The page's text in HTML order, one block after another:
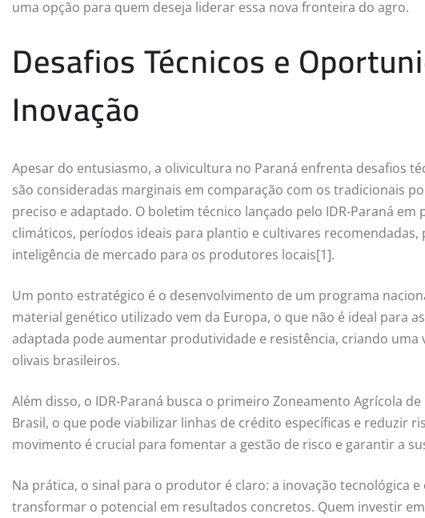
uma opção para quem deseja liderar essa nova fronteira do agro.
Desafios Técnicos e
Inovação
Apesar do entusiasmo, a olivicultura no Paraná enfrenta desafios
são consideradas marginais em comparação com os tradicionais
preciso e adaptado. O boletim técnico lançado pelo IDR-Paraná
climáticos, períodos ideais para plantio e cultivares
inteligência de mercado para os produtores locais[1].
Um ponto estratégico é o desenvolvimento de um programa
material genético utilizado vem da Europa, o que não é ideal para
adaptada pode aumentar produtividade e resistência, criando
olivais brasileiros.
Além disso, o IDR-Paraná busca o primeiro Zoneamento Agrícola
Brasil, o que pode viabilizar linhas de crédito específicas e reduzir
movimento é crucial para fomentar a gestão de risco e garantir a
Na prática, o sinal para o produtor é claro: a inovação tecnológica
transformar o potencial em resultados concretos. Quem investir